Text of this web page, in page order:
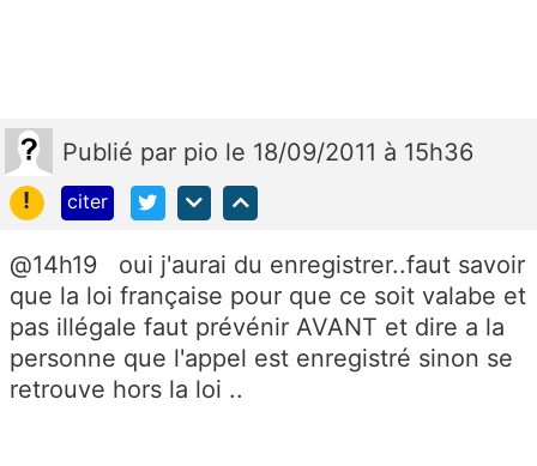
Publié par pio le 18/09/2011 à 15h36
!
citer
@14h19 oui j'aurai du enregistrer..faut savoir
que la loi française pour que ce soit valabe et
pas illégale faut prévénir AVANT et dire a la
personne que l'appel est enregistré sinon se
retrouve hors la loi ..